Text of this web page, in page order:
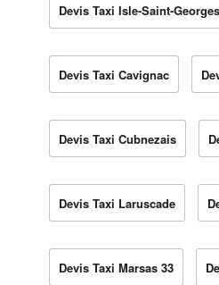
Devis Taxi Isle-Saint-Georges
Devis Taxi Cavignac
Devis Taxi Cubnezais
Devis Taxi Laruscade
Devis Taxi Marsas 33